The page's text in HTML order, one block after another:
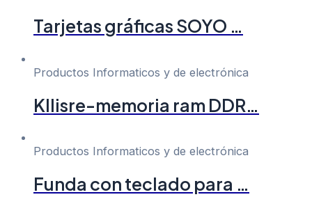
Tarjetas gráficas SOYO …
Productos Informaticos y de electrónica
Kllisre-memoria ram DDR…
Productos Informaticos y de electrónica
Funda con teclado para …